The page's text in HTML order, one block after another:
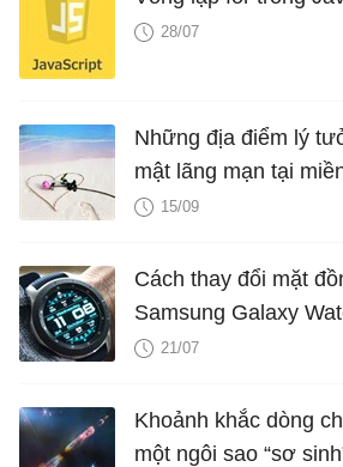
28/07
Những địa điểm lý
mật lãng mạn tại
15/09
Cách thay đổi mặt
Samsung Galaxy
21/07
Khoảnh khắc dòng
một ngôi sao “sơ